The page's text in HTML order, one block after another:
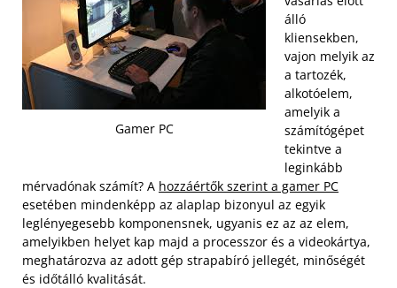
Gamer PC
álló
kliensekben,
vajon melyik az
a tartozék,
alkotóelem,
amelyik a
számítógépet
tekintve a
leginkább
mérvadónak számít? A hozzáértők szerint a gamer PC
esetében mindenképp az alaplap bizonyul az egyik
leglényegesebb komponensnek, ugyanis ez az az elem,
amelyikben helyet kap majd a processzor és a videokártya,
meghatározva az adott gép strapabíró jellegét, minőségét
és időtálló kvalitását.